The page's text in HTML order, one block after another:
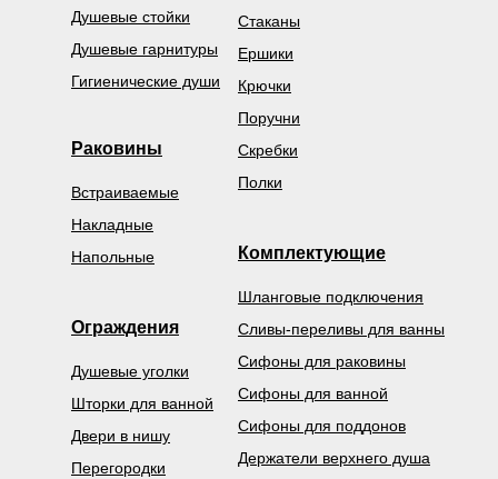
Душевые гарнитуры
Гигиенические души
Поручни
Скребки
Полки
Стаканы
Ершики
Крючки
Сифоны для поддонов
Держатели верхнего душа
Сливы-переливы для ванны
Сифоны для ванной
Шланговые подключения
Сифоны для раковины
Раковины
Встраиваемые
Накладные
Напольные
Ограждения
Душевые уголки
Шторки для ванной
Двери в нишу
Перегородки
Комплектующие
Душевые стойки